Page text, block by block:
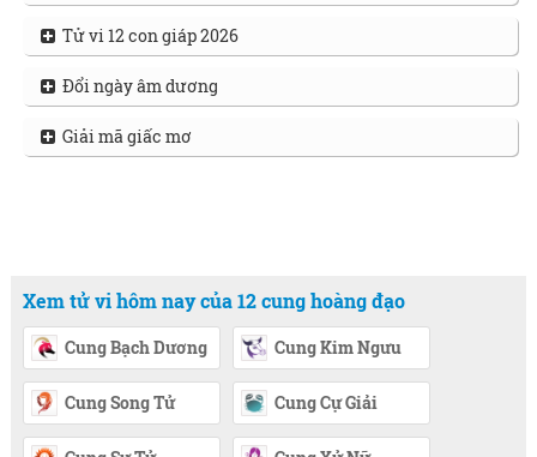
Tử vi 12 con giáp 2026
Đổi ngày âm dương
Giải mã giấc mơ
Xem tử vi hôm nay của 12 cung hoàng đạo
Cung Bạch Dương Cung Kim Ngưu
Cung Song Tử Cung Cự Giải